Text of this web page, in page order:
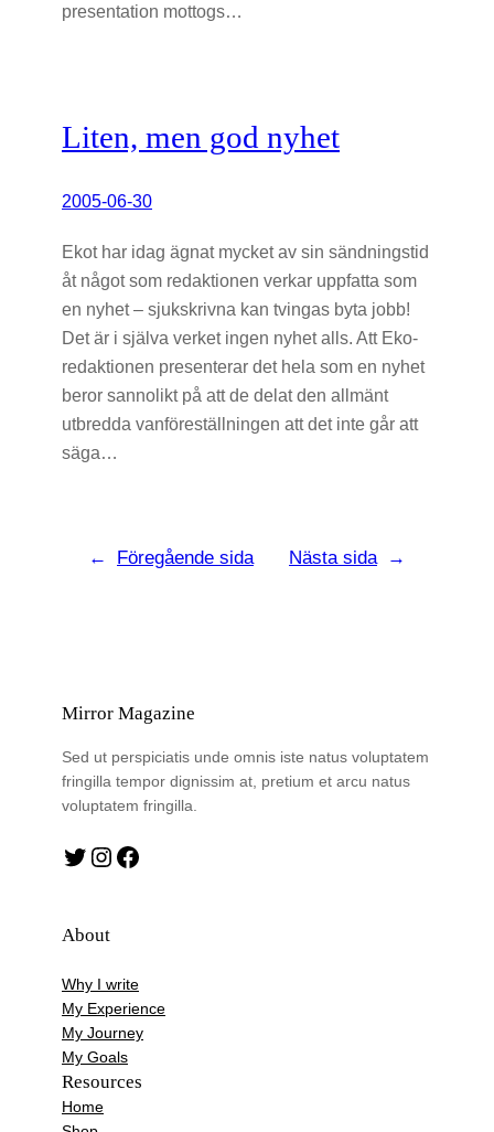
presentation mottogs…
Liten, men god nyhet
2005-06-30
Ekot har idag ägnat mycket av sin sändningstid
åt något som redaktionen verkar uppfatta som
en nyhet – sjukskrivna kan tvingas byta jobb!
Det är i själva verket ingen nyhet alls. Att Eko-
redaktionen presenterar det hela som en nyhet
beror sannolikt på att de delat den allmänt
utbredda vanföreställningen att det inte går att
säga…
← Föregående sida Nästa sida →
Mirror Magazine
Sed ut perspiciatis unde omnis iste natus voluptatem
fringilla tempor dignissim at, pretium et arcu natus
voluptatem fringilla.
Twitter Instagram Facebook
About
Why I write
My Experience
My Journey
My Goals
Resources
Home